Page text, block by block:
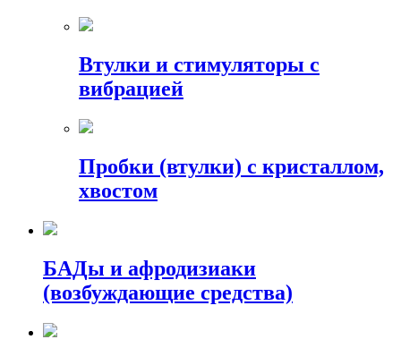
Втулки и стимуляторы с
вибрацией
Пробки (втулки) с кристаллом,
хвостом
БАДы и афродизиаки
(возбуждающие средства)